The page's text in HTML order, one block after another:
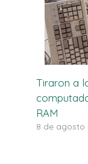
Tiraron a
RAM
8 de agosto